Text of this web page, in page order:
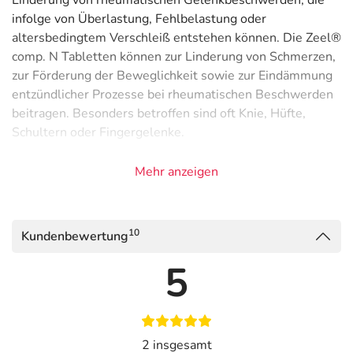
infolge von Überlastung, Fehlbelastung oder
altersbedingtem Verschleiß entstehen können. Die Zeel®
comp. N Tabletten können zur Linderung von Schmerzen,
zur Förderung der Beweglichkeit sowie zur Eindämmung
entzündlicher Prozesse bei rheumatischen Beschwerden
beitragen. Besonders betroffen sind oft Knie, Hüfte,
Schultern oder Fingergelenke.
Natürliches Arzneimittel bei rheumatischen
kanadische Blutwurz und Bittersüßer Nachtschatten
Sehr gut verträglich
Ursachen und Verlauf von Gelenkbeschwerden
Verschleißerscheinungen im Knorpel, der mit
zunehmendem Alter seine stoßdämpfende Funktion
Mehr anzeigen
Kundenbewertung10
5
2 insgesamt